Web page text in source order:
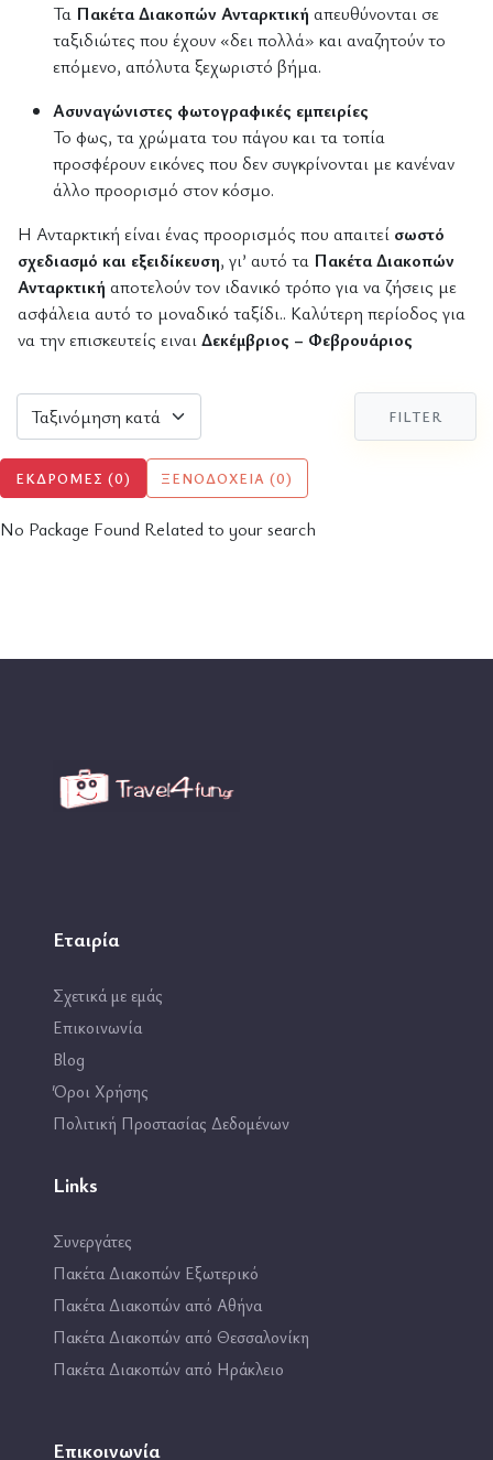
Τα Πακέτα Διακοπών Ανταρκτική απευθύνονται σε
ταξιδιώτες που έχουν «δει πολλά» και αναζητούν το
επόμενο, απόλυτα ξεχωριστό βήμα.
Ασυναγώνιστες φωτογραφικές εμπειρίες
Το φως, τα χρώματα του πάγου και τα τοπία
προσφέρουν εικόνες που δεν συγκρίνονται με κανέναν
άλλο προορισμό στον κόσμο.
Η Ανταρκτική είναι ένας προορισμός που απαιτεί σωστό
σχεδιασμό και εξειδίκευση, γι’ αυτό τα Πακέτα Διακοπών
Ανταρκτική αποτελούν τον ιδανικό τρόπο για να ζήσεις με
ασφάλεια αυτό το μοναδικό ταξίδι.. Καλύτερη περίοδος για
να την επισκευτείς ειναιΔεκέμβριος – Φεβρουάριος
FILTER
ΕΚΔΡΟΜΈΣ (0) ΞΕΝΟΔΟΧΕΊΑ (0)
No Package Found Related to your search
Εταιρία
Σχετικά με εμάς
Επικοινωνία
Blog
Όροι Χρήσης
Πολιτική Προστασίας Δεδομένων
Links
Συνεργάτες
Πακέτα Διακοπών Εξωτερικό
Πακέτα Διακοπών από Αθήνα
Πακέτα Διακοπών από Θεσσαλονίκη
Πακέτα Διακοπών από Ηράκλειο
Επικοινωνία